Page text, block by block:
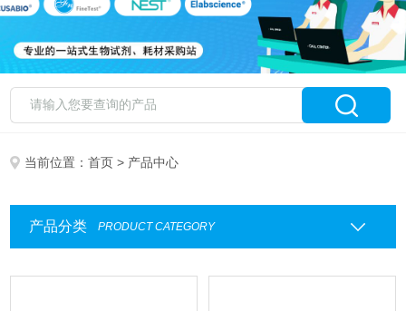
当前位置：首页 > 产品中心
产品分类 PRODUCT CATEGORY